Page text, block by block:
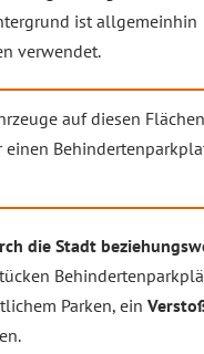
ist allgemeinhin
verwendet.
auf diesen
einen
die Stadt
Parken, ein